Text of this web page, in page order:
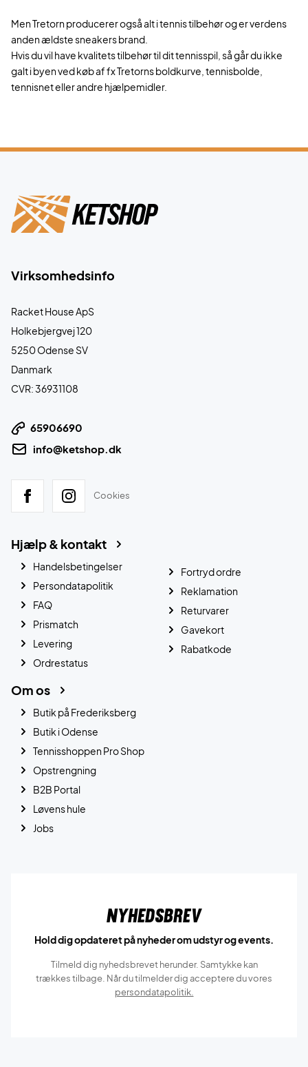
Men Tretorn producerer også alt i tennis tilbehør og er verdens
anden ældste sneakers brand.
Hvis du vil have kvalitets tilbehør til dit tennisspil, så går du ikke
galt i byen ved køb af fx Tretorns boldkurve, tennisbolde,
tennisnet eller andre hjælpemidler.
Virksomhedsinfo
Racket House ApS
Holkebjergvej 120
5250 Odense SV
Danmark
CVR: 36931108
65906690
info@ketshop.dk
Cookies
Hjælp & kontakt
Handelsbetingelser
Persondatapolitik
FAQ
Prismatch
Levering
Ordrestatus
Fortryd ordre
Reklamation
Returvarer
Gavekort
Rabatkode
Om os
Butik på Frederiksberg
Butik i Odense
Tennisshoppen Pro Shop
Opstrengning
B2B Portal
Løvens hule
Jobs
Nyhedsbrev
Hold dig opdateret på nyheder om udstyr og events.
Tilmeld dig nyhedsbrevet herunder. Samtykke kan
trækkes tilbage. Når du tilmelder dig acceptere du vores
persondatapolitik.